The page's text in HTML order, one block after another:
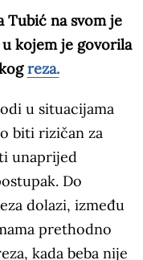
Tubić na svom je
kojem je govorila
reza.
u situacijama
biti rizičan za
unaprijed
Do
dolazi, između
prethodno
kada beba nije